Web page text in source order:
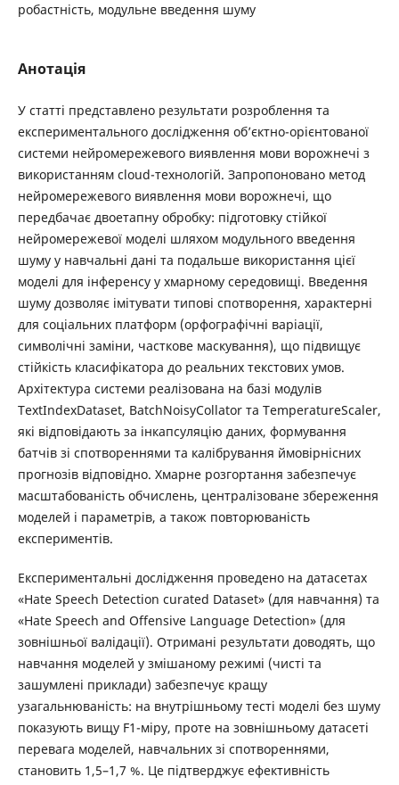
робастність, модульне введення шуму
Анотація
У статті представлено результати розроблення та
експериментального дослідження об’єктно-орієнтованої
системи нейромережевого виявлення мови ворожнечі з
використанням cloud-технологій. Запропоновано метод
нейромережевого виявлення мови ворожнечі, що
передбачає двоетапну обробку: підготовку стійкої
нейромережевої моделі шляхом модульного введення
шуму у навчальні дані та подальше використання цієї
моделі для інференсу у хмарному середовищі. Введення
шуму дозволяє імітувати типові спотворення, характерні
для соціальних платформ (орфографічні варіації,
символічні заміни, часткове маскування), що підвищує
стійкість класифікатора до реальних текстових умов.
Архітектура системи реалізована на базі модулів
TextIndexDataset, BatchNoisyCollator та TemperatureScaler,
які відповідають за інкапсуляцію даних, формування
батчів зі спотвореннями та калібрування ймовірнісних
прогнозів відповідно. Хмарне розгортання забезпечує
масштабованість обчислень, централізоване збереження
моделей і параметрів, а також повторюваність
експериментів.
Експериментальні дослідження проведено на датасетах
«Hate Speech Detection curated Dataset» (для навчання) та
«Hate Speech and Offensive Language Detection» (для
зовнішньої валідації). Отримані результати доводять, що
навчання моделей у змішаному режимі (чисті та
зашумлені приклади) забезпечує кращу
узагальнюваність: на внутрішньому тесті моделі без шуму
показують вищу F1-міру, проте на зовнішньому датасеті
перевага моделей, навчальних зі спотвореннями,
становить 1,5–1,7 %. Це підтверджує ефективність